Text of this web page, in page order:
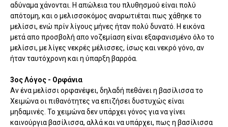
αδύναμα χάνονται. Η απώλεια του πλυθησμού είναι πολύ
απότομη, και ο μελισσοκόμος αναρωτιέται πως χάθηκε το
μελίσσι, ενώ πρίν λίγους μήνες ήταν πολύ δυνατό. Η εικόνα
μετά απο προσβολή απο νοζεμίαση είναι εξαφανισμένο όλο το
μελίσσι, με λίγες νεκρές μέλισσες, ίσως και νεκρό γόνο, αν
ήταν ταυτόχρονη και η ύπαρξη βαρρόα.
3ος Λόγος - Ορφάνια
Αν ένα μελίσσι ορφανέψει, δηλαδή πεθάνει η βασίλισσα το
Χειμώνα οι πιθανότητες να επιζήσει δυστυχώς είναι
μηδαμινές. Το χειμώνα δεν υπάρχει γόνος για να γίνει
καινούργια βασίλισσα, αλλά και να υπάρχει, πως η βασίλισσα